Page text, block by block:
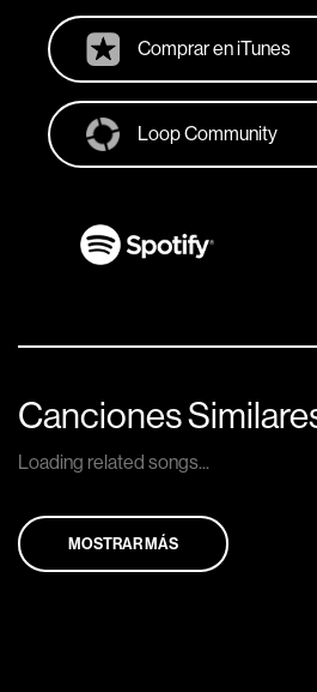
Comprar en iTunes
Loop Community
Canciones
Loading related songs...
MOSTRAR MÁS